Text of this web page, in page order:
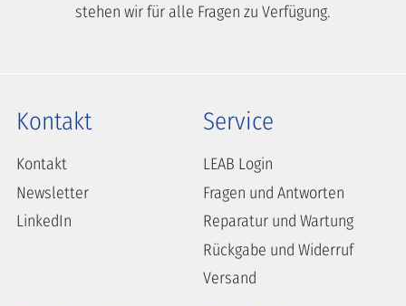
stehen wir für alle Fragen zu Verfügung.
Kontakt
Kontakt
Newsletter
LinkedIn
Service
LEAB Login
Fragen und Antworten
Reparatur und Wartung
Rückgabe und Widerruf
Versand